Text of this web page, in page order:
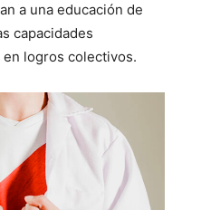
a una educación de
capacidades
logros colectivos.